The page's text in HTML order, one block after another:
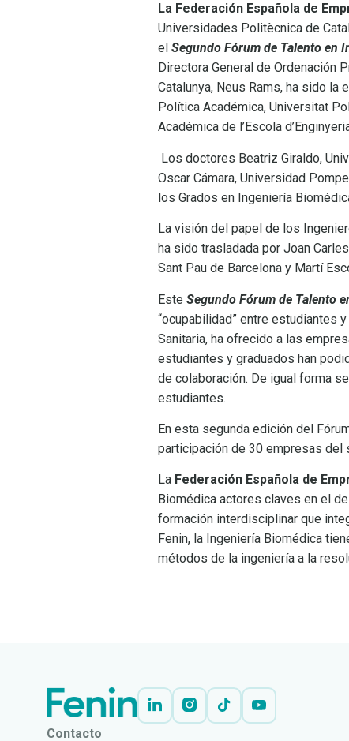
La Federación Española de
Universidades Politècnica de
el Segundo Fórum de Talento en
Directora General de Ordenación
Catalunya, Neus Rams, ha sido la
Política Académica, Universitat
Académica de l’Escola
Los doctores Beatriz Giraldo,
Oscar Cámara, Universidad
los Grados en Ingeniería
La visión del papel de los
ha sido trasladada por Joan
Sant Pau de Barcelona y Martí
Este Segundo Fórum de Talento
“ocupabilidad” entre estudiantes
Sanitaria, ha ofrecido a las
estudiantes y graduados han
de colaboración. De igual forma
estudiantes.
En esta segunda edición del
participación de 30 empresas del
La Federación Española de
Biomédica actores claves en el
formación interdisciplinar que
Fenin, la Ingeniería Biomédica
métodos de la ingeniería a la
Contacto